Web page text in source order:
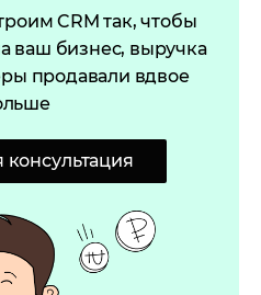
CRM так, чтобы
ваш бизнес, выручка
продавали вдвое
консультация